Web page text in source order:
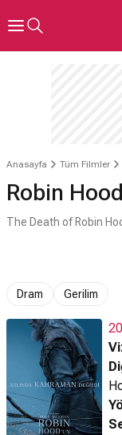
Anasayfa Tüm Filmler
Robin
The Death of Robin
Dram Gerilim